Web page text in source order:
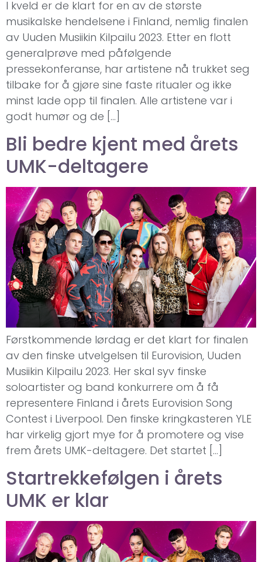
I kveld er de klart for en av de største
musikalske hendelsene i Finland, nemlig finalen
av Uuden Musiikin Kilpailu 2023. Etter en flott
generalprøve med påfølgende
pressekonferanse, har artistene nå trukket seg
tilbake for å gjøre sine faste ritualer og ikke
minst lade opp til finalen. Alle artistene var i
godt humør og de […]
Bli bedre kjent med årets
UMK-deltagere
Førstkommende lørdag er det klart for finalen
av den finske utvelgelsen til Eurovision, Uuden
Musiikin Kilpailu 2023. Her skal syv finske
soloartister og band konkurrere om å få
representere Finland i årets Eurovision Song
Contest i Liverpool. Den finske kringkasteren YLE
har virkelig gjort mye for å promotere og vise
frem årets UMK-deltagere. Det startet […]
Startrekkefølgen i årets
UMK er klar